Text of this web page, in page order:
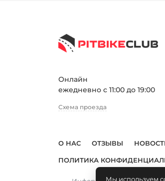
Онлайн
ежедневно с 11:00 до 19:00
Схема проезда
О НАС ОТЗЫВЫ
ПОЛИТИКА
Мы используем